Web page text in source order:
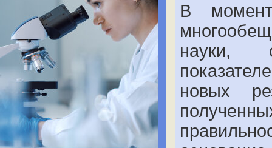
В
науки,
новых